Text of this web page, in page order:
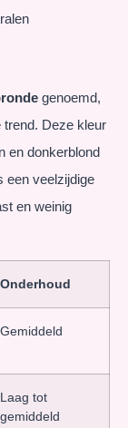
genoemd,
trend. Deze kleur
en donkerblond
een veelzijdige
en weinig
Onderhoud
Gemiddeld
Laag tot
gemiddeld